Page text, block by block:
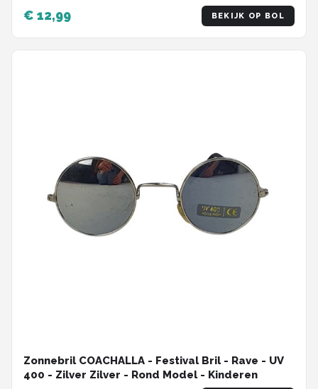
€ 12,99 BEKIJK OP BOL
Zonnebril COACHALLA - Festival Bril - Rave - UV
400 - Zilver Zilver - Rond Model - Kinderen